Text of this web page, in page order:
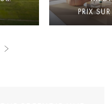
PRIX